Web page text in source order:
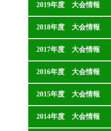
2019年度 大会情報
2018年度 大会情報
2017年度 大会情報
2016年度 大会情報
2015年度 大会情報
2014年度 大会情報